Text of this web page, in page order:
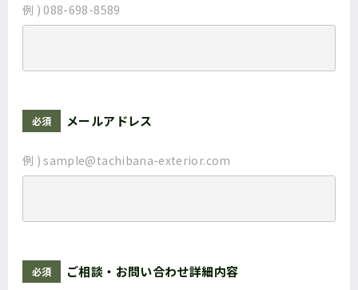
例 ) 088-698-8589
必須 メールアドレス
例 ) sample@tachibana-exterior.com
必須 ご相談・ お問い合わせ詳細内容